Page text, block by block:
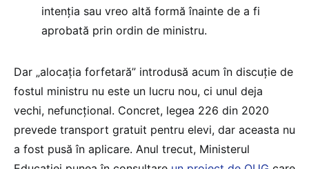
intenția sau vreo altă formă înainte de a fi
aprobată prin ordin de ministru.
Dar „alocația forfetară” introdusă acum în discuție de
fostul ministru nu este un lucru nou, ci unul deja
vechi, nefuncțional. Concret, legea 226 din 2020
prevede transport gratuit pentru elevi, dar aceasta nu
a fost pusă în aplicare. Anul trecut, Ministerul